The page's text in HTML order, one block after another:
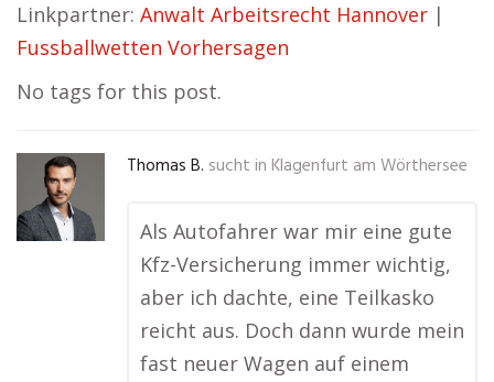
Linkpartner: Anwalt Arbeitsrecht Hannover |
Fussballwetten Vorhersagen
No tags for this post.
Thomas B. sucht in Klagenfurt am Wörthersee
Als Autofahrer war mir eine gute
Kfz-Versicherung immer wichtig,
aber ich dachte, eine Teilkasko
reicht aus. Doch dann wurde mein
fast neuer Wagen auf einem